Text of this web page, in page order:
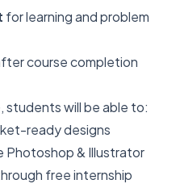
for learning and problem
course completion
will be able to:
ready designs
Photoshop & Illustrator
free internship